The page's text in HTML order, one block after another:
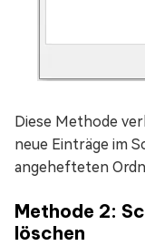
Diese Methode
neue Einträge im
angehefteten
Methode 2:
löschen